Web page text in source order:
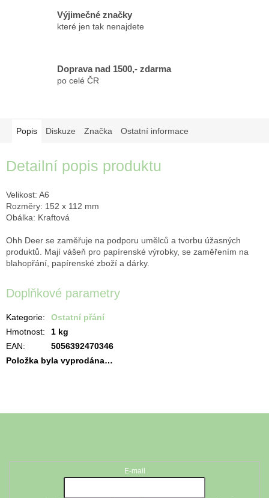
Výjimečné značky
které jen tak nenajdete
Doprava nad 1500,- zdarma
po celé ČR
Popis Diskuze Značka Ostatní informace
Detailní popis produktu
Velikost: A6
Rozměry: 152 x 112 mm
Obálka: Kraftová
Ohh Deer se zaměřuje na podporu umělců a tvorbu úžasných
produktů. Mají vášeň pro papírenské výrobky, se zaměřením na
blahopřání, papírenské zboží a dárky.
Doplňkové parametry
Kategorie:
Ostatní přání
Hmotnost:
1 kg
EAN:
5056392470346
Položka byla vyprodána…
E-mail